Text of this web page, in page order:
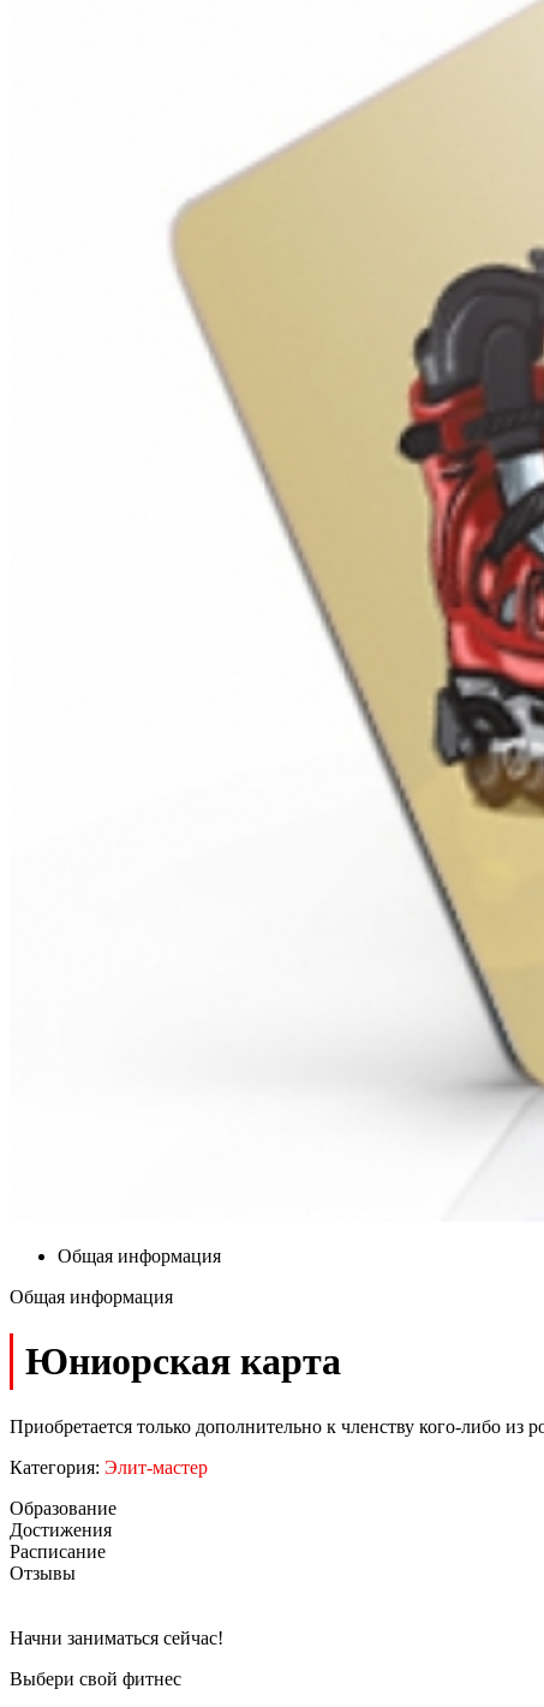
Общая информация
Общая информация
Юниорская карта
Приобретается только дополнительно к членству кого-либо
Категория: Элит-мастер
Образование
Достижения
Расписание
Отзывы
Начни заниматься сейчас!
Выбери свой фитнес